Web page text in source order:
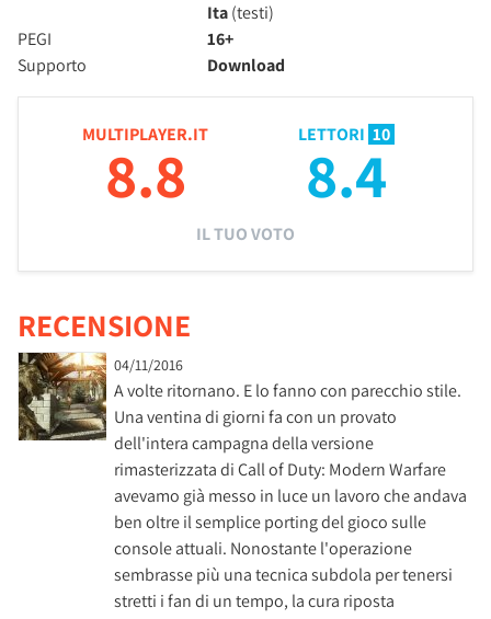
Ita(testi)
PEGI
16+
Supporto
Download
MULTIPLAYER.IT
8.8
LETTORI 10
8.4
IL TUO VOTO
RECENSIONE
04/11/2016
A volte ritornano. E lo fanno con parecchio stile.
Una ventina di giorni fa con un provato
dell'intera campagna della versione
rimasterizzata di Call of Duty: Modern Warfare
avevamo già messo in luce un lavoro che andava
ben oltre il semplice porting del gioco sulle
console attuali. Nonostante l'operazione
sembrasse più una tecnica subdola per tenersi
stretti i fan di un tempo, la cura riposta